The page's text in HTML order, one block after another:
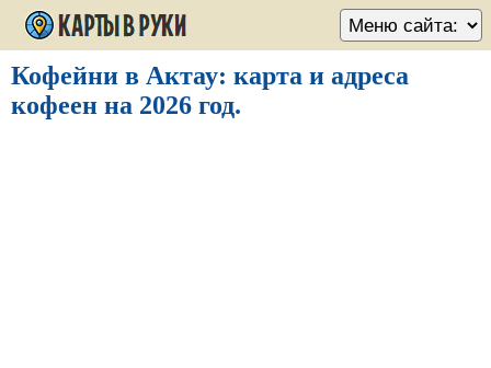
Кофейни в Актау: карта и адреса
кофеен на 2026 год.